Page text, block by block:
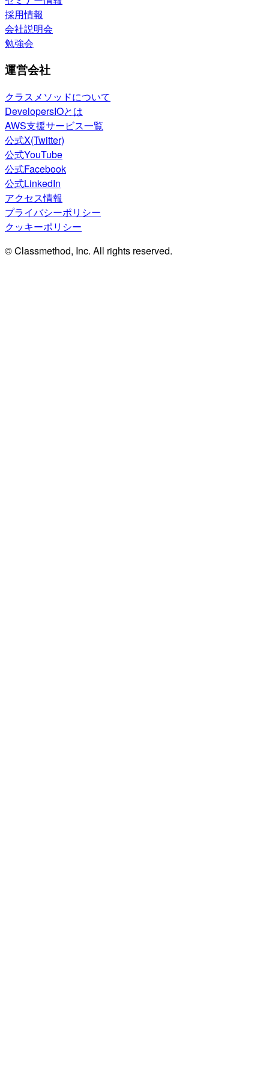
採用情報
会社説明会
勉強会
運営会社
クラスメソッドについて
DevelopersIOとは
AWS支援サービス一覧
公式X(Twitter)
公式YouTube
公式Facebook
公式LinkedIn
アクセス情報
プライバシーポリシー
クッキーポリシー
© Classmethod, Inc. All rights reserved.